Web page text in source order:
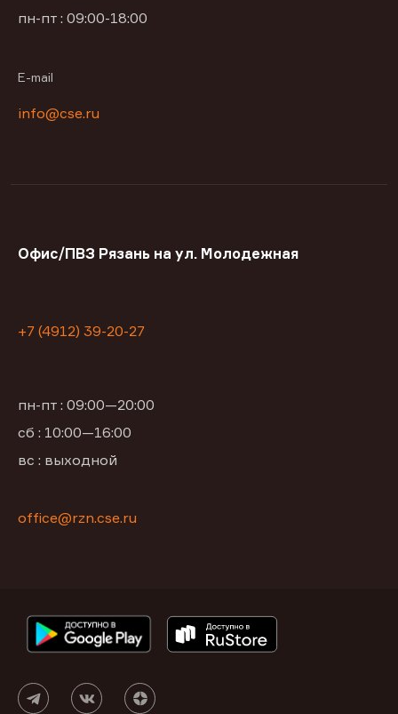
пн-пт : 09:00-18:00
E-mail
info@cse.ru
Офис/ПВЗ Рязань на ул. Молодежная
+7 (4912) 39-20-27
пн-пт : 09:00—20:00
сб : 10:00—16:00
вс : выходной
office@rzn.cse.ru